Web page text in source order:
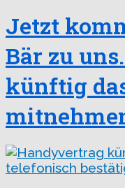
Jetzt
Bär zu
künftig